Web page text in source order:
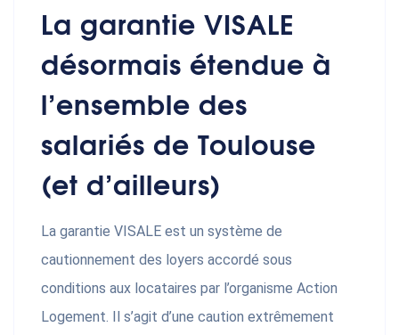
La garantie VISALE
désormais étendue à
l’ensemble des
salariés de Toulouse
(et d’ailleurs)
La garantie VISALE est un système de
cautionnement des loyers accordé sous
conditions aux locataires par l’organisme Action
Logement. Il s’agit d’une caution extrêmement